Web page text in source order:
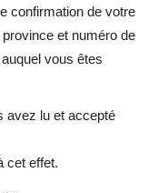
confirmation de votre
et numéro de
vous êtes
avez lu et accepté
cet effet.